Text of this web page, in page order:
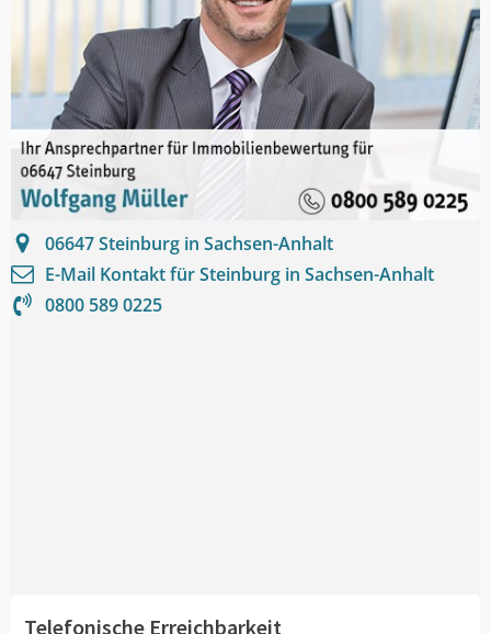
06647Steinburg in Sachsen-Anhalt
E-Mail Kontakt fürSteinburg in Sachsen-Anhalt
0800 589 0225
Telefonische Erreichbarkeit